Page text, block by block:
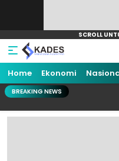
Home Ekonomi
BREAKING NEWS